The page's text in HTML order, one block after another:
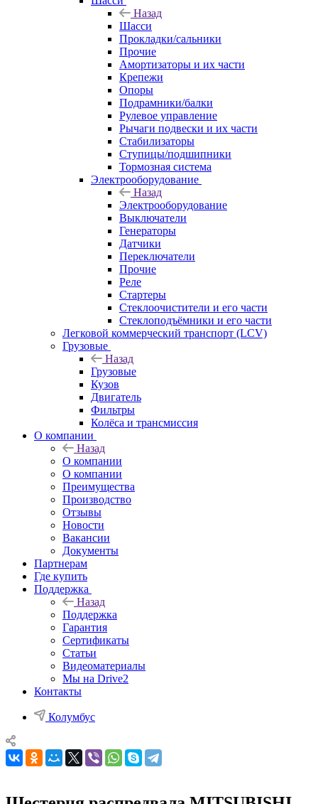
Назад
Шасси
Прокладки/сальники
Прочие
Амортизаторы и их части
Крепежи
Опоры
Подрамники/балки
Рулевое управление
Рычаги подвески и их части
Стабилизаторы
Ступицы/подшипники
Тормозная система
Электрооборудование
Назад
Электрооборудование
Выключатели
Генераторы
Датчики
Переключатели
Прочие
Реле
Стартеры
Стеклоочистители и его части
Стеклоподъёмники и его части
Легковой коммерческий транспорт (LCV)
Грузовые
Назад
Грузовые
Кузов
Двигатель
Фильтры
Колёса и трансмиссия
О компании
Назад
О компании
О компании
Преимущества
Производство
Отзывы
Новости
Вакансии
Документы
Партнерам
Где купить
Поддержка
Назад
Поддержка
Гарантия
Сертификаты
Статьи
Видеоматериалы
Мы на Drive2
Контакты
Колумбус